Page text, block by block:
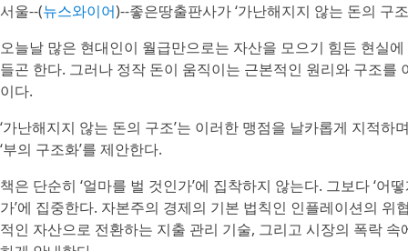
서울--(뉴스와이어)--좋은땅출판사가 ‘가난해지지 않는 돈의 구
오늘날 많은 현대인이 월급만으로는 자산을 모으기 힘든 현실
들곤 한다. 그러나 정작 돈이 움직이는 근본적인 원리와 구조
이다.
‘가난해지지 않는 돈의 구조’는 이러한 맹점을 날카롭게 지적
‘부의 구조화’를 제안한다.
책은 단순히 ‘얼마를 벌 것인가’에 집착하지 않는다. 그보다 ‘
가’에 집중한다. 자본주의 경제의 기본 법칙인 인플레이션의
적인 자산으로 전환하는 지출 관리 기술, 그리고 시장의 폭락